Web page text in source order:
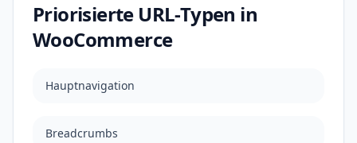
Priorisierte URL-Typen in
WooCommerce
Hauptnavigation
Breadcrumbs